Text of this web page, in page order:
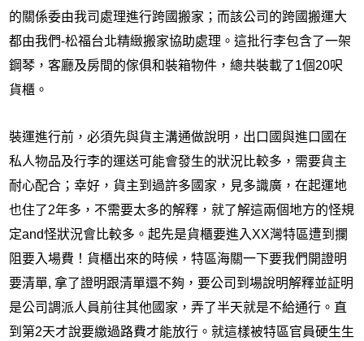
的關係委由我司處理進行跨國搬家；而該公司的跨國搬運大
都由我們-松福台北精緻搬家協助處理。這批行李包含了一架
鋼琴，客廳及房間的傢俱和裝箱物件，總共裝載了1個20呎
貨櫃。
裝運進行前，必須先與貨主溝通做說明，出口國與進口國在
私人物品及行李的運送可能會發生的狀況比較多，需要貨主
耐心配合；幸好，貨主到過許多國家，見多識廣，在起運地
也住了2年多，不需要太多的解釋，就了解這兩個地方的怪規
定and怪狀況會比較多。起先是貨櫃要進入 XX灣特區遭到攔
阻要入場費！貨櫃出來的時候，特區海關一下要我們開證明
要清單,拿了證明跟清單還不夠，要公司到場說明解釋並証明
是公司調派人員前往其他國家，弄了半天就是不給通行。直
到第2天才說要繳過路費才能放行。就這樣被特區官員硬生生